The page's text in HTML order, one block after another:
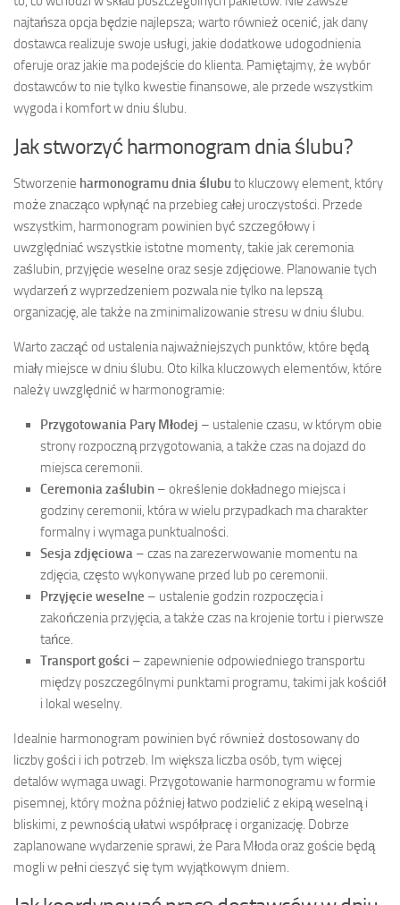
najtańsza opcja będzie najlepsza; warto również ocenić, jak dany
dostawca realizuje swoje usługi, jakie dodatkowe udogodnienia
oferuje oraz jakie ma podejście do klienta. Pamiętajmy, że wybór
dostawców to nie tylko kwestie finansowe, ale przede wszystkim
wygoda i komfort w dniu ślubu.
Jak stworzyć harmonogram dnia ślubu?
Stworzenie harmonogramu dnia ślubuto kluczowy element, który
może znacząco wpłynąć na przebieg całej uroczystości. Przede
wszystkim, harmonogram powinien być szczegółowy i
uwzględniać wszystkie istotne momenty, takie jak ceremonia
zaślubin, przyjęcie weselne oraz sesje zdjęciowe. Planowanie tych
wydarzeń z wyprzedzeniem pozwala nie tylko na lepszą
organizację, ale także na zminimalizowanie stresu w dniu ślubu.
Warto zacząć od ustalenia najważniejszych punktów, które będą
miały miejsce w dniu ślubu. Oto kilka kluczowych elementów, które
należy uwzględnić w harmonogramie:
Przygotowania Pary Młodej – ustalenie czasu, w którym obie
strony rozpoczną przygotowania, a także czas na dojazd do
miejsca ceremonii.
Ceremonia zaślubin – określenie dokładnego miejsca i
godziny ceremonii, która w wielu przypadkach ma charakter
formalny i wymaga punktualności.
Sesja zdjęciowa – czas na zarezerwowanie momentu na
zdjęcia, często wykonywane przed lub po ceremonii.
Przyjęcie weselne – ustalenie godzin rozpoczęcia i
zakończenia przyjęcia, a także czas na krojenie tortu i pierwsze
tańce.
Transport gości – zapewnienie odpowiedniego transportu
między poszczególnymi punktami programu, takimi jak kościół
i lokal weselny.
Idealnie harmonogram powinien być również dostosowany do
liczby gości i ich potrzeb. Im większa liczba osób, tym więcej
detalów wymaga uwagi. Przygotowanie harmonogramu w formie
pisemnej, który można później łatwo podzielić z ekipą weselną i
bliskimi, z pewnością ułatwi współpracę i organizację. Dobrze
zaplanowane wydarzenie sprawi, że Para Młoda oraz goście będą
mogli w pełni cieszyć się tym wyjątkowym dniem.